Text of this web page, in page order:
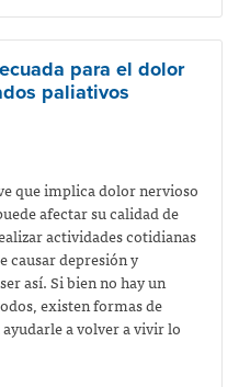
para el dolor
paliativos
que implica dolor nervioso
afectar su calidad de
actividades cotidianas
causar depresión y
así. Si bien no hay un
existen formas de
a volver a vivir lo